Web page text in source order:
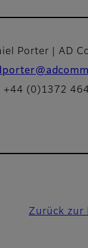
Porter | AD
+44 (0)1372
Zurück zur